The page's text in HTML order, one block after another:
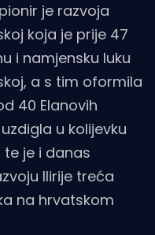
je razvoja
koja je prije 47
i namjensku luku
a s tim oformila
40 Elanovih
u kolijevku
je i danas
Ilirije treća
na hrvatskom